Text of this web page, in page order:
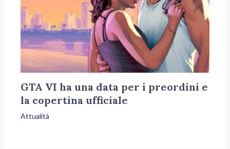
GTA VI ha una data per i preordini e
la copertina ufficiale
Attualità